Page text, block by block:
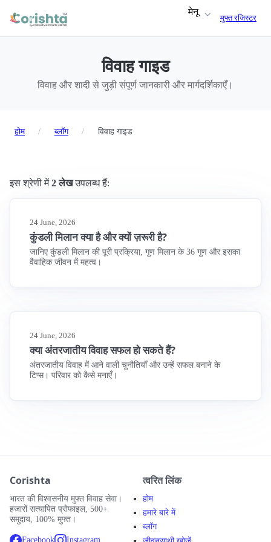
मेनू
मुफ्त रजिस्टर
विवाह गाइड
विवाह और शादी से जुड़ी संपूर्ण जानकारी और मार्गदर्शिकाएँ।
होम / ब्लॉग / विवाह गाइड
इस श्रेणी में2 लेखउपलब्ध हैं:
24 June, 2026
कुंडली मिलान क्या है और क्यों ज़रूरी है?
जानिए कुंडली मिलान की पूरी प्रक्रिया, गुण मिलान के 36 गुण और इसका
वैवाहिक जीवन में महत्व।
24 June, 2026
क्या अंतरजातीय विवाह सफल हो सकते हैं?
अंतरजातीय विवाह में आने वाली चुनौतियाँ और उन्हें सफल बनाने के
टिप्स। परिवार को कैसे मनाएँ।
Corishta
भारत की विश्वसनीय मुफ्त विवाह सेवा।
हजारों सत्यापित प्रोफाइल, 500+
समुदाय, 100% मुफ्त।
Facebook Instagram
त्वरित लिंक
होम
हमारे बारे में
ब्लॉग